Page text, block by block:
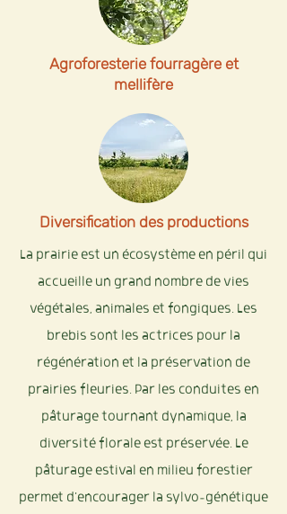
Agroforesterie fourragère et
mellifère
Diversification des productions
La prairie est un écosystème en péril qui
accueille un grand nombre de vies
végétales, animales et fongiques. Les
brebis sont les actrices pour la
régénération et la préservation de
prairies fleuries. Par les conduites en
pâturage tournant dynamique, la
diversité florale est préservée. Le
pâturage estival en milieu forestier
permet d'encourager la sylvo-génétique